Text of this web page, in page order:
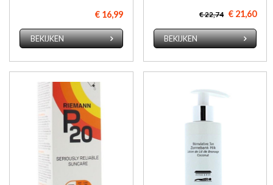
€ 16,99
BEKIJKEN
€ 22,74 € 21,60
BEKIJKEN